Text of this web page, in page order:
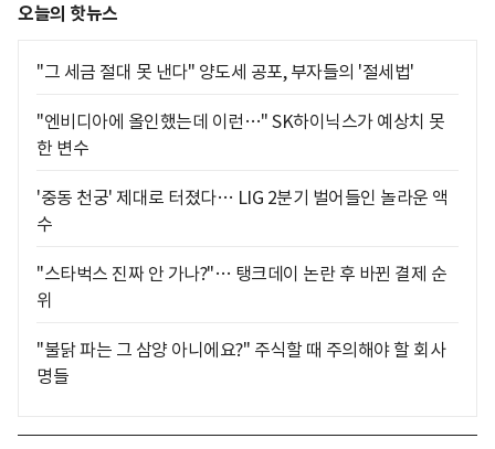
오늘의 핫뉴스
"그 세금 절대 못 낸다" 양도세 공포, 부자들의 '절세법'
"엔비디아에 올인했는데 이런…" SK하이닉스가 예상치 못
한 변수
'중동 천궁' 제대로 터졌다… LIG 2분기 벌어들인 놀라운 액
수
"스타벅스 진짜 안 가나?"… 탱크데이 논란 후 바뀐 결제 순
위
"불닭 파는 그 삼양 아니에요?" 주식할 때 주의해야 할 회사
명들